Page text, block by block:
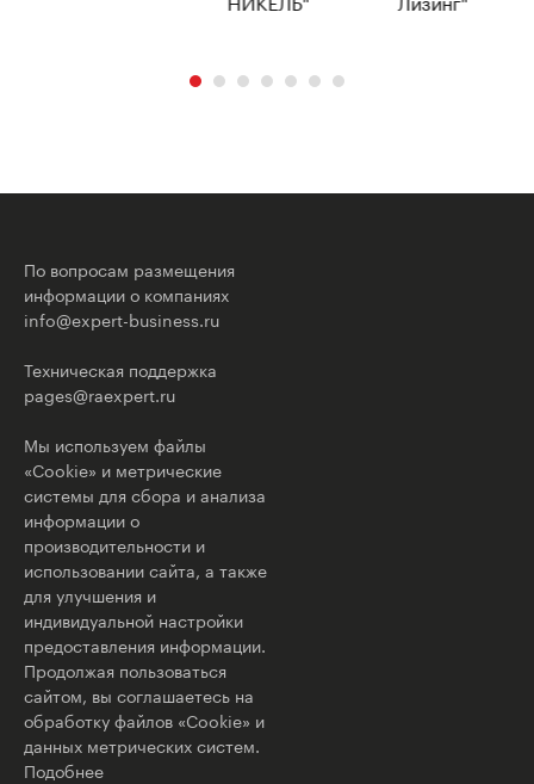
По вопросам размещения
информации о компаниях
info@expert-business.ru
Техническая поддержка
pages@raexpert.ru
Мы используем файлы
«Cookie» и метрические
системы для сбора и анализа
информации о
производительности и
использовании сайта, а также
для улучшения и
индивидуальной настройки
предоставления информации.
Продолжая пользоваться
сайтом, вы соглашаетесь на
обработку файлов «Cookie» и
данных метрических систем.
Подобнее